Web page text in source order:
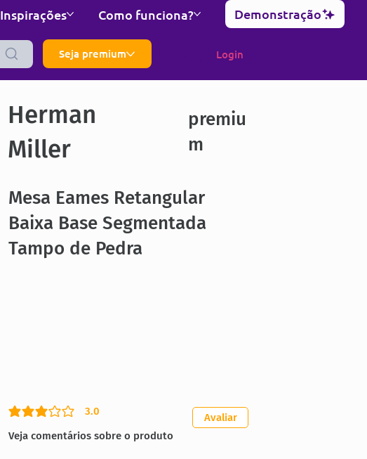
Inspirações Como funciona? Demonstração
Seja premium Login
Herman
Miller
premiu
m
Mesa Eames Retangular
Baixa Base Segmentada
Tampo de Pedra
3.0
classificação média é 3 de 5
Veja comentários sobre o produto
Avaliar